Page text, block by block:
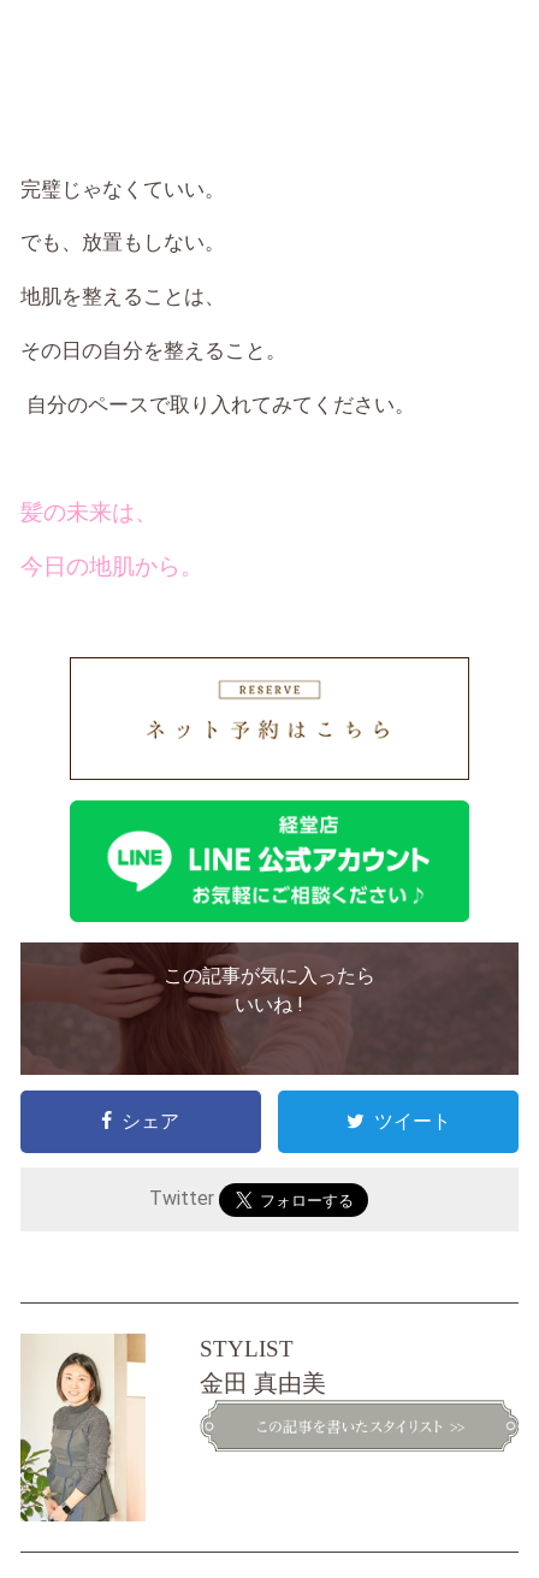
完璧じゃなくていい。
でも、放置もしない。
地肌を整えることは、
その日の自分を整えること。
自分のペースで取り入れてみてください。
髪の未来は、
今日の地肌から。
この記事が気に入ったら
いいね !
シェア ツイート
Twitter
STYLIST
金田 真由美